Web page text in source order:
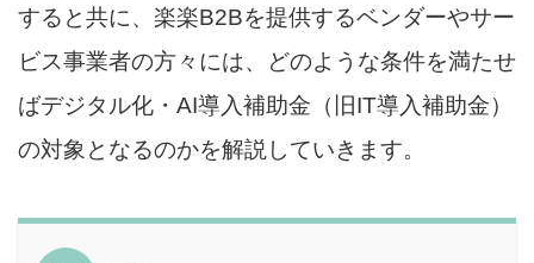
すると共に、楽楽B2Bを提供するベンダーやサー
ビス事業者の方々には、どのような条件を満たせ
ばデジタル化・AI導入補助金（旧IT導入補助金）
の対象となるのかを解説していきます。